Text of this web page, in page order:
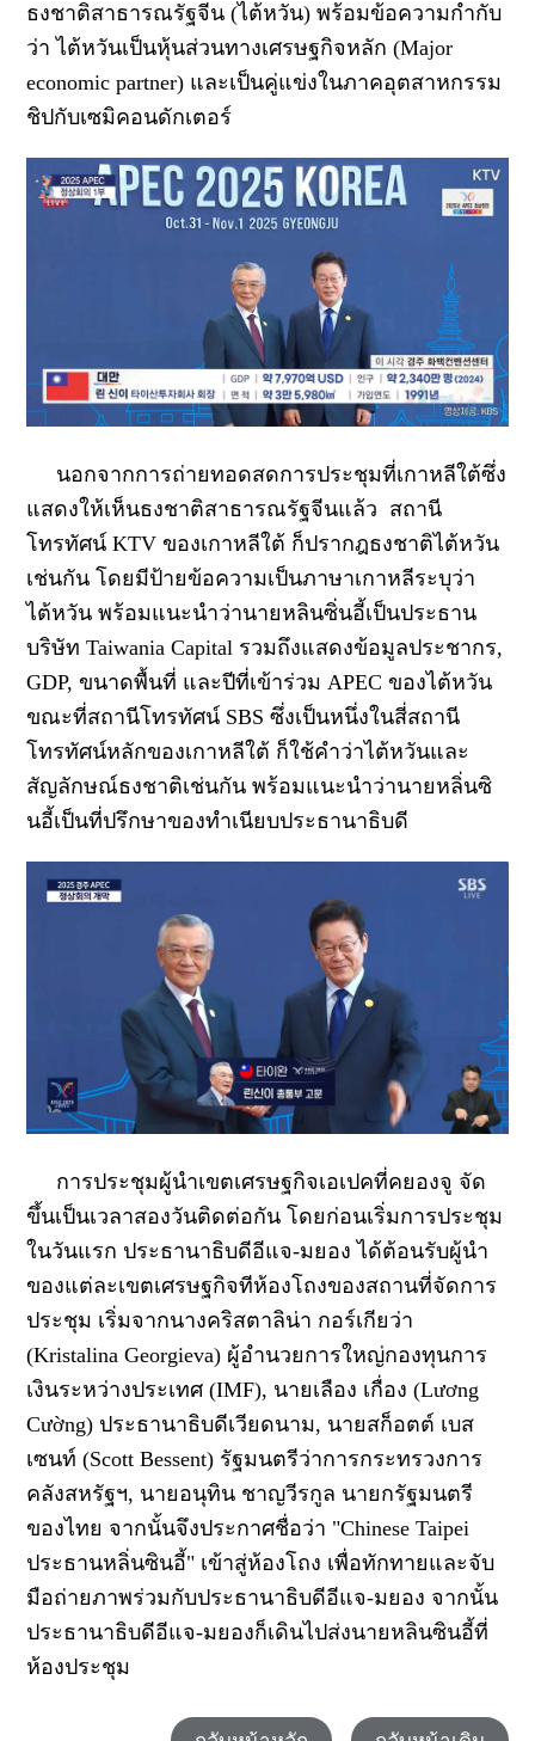
ธงชาติสาธารณรัฐจีน (ไต้หวัน) พร้อมข้อความกำกับ
ว่า ไต้หวันเป็นหุ้นส่วนทางเศรษฐกิจหลัก (Major
economic partner) และเป็นคู่แข่งในภาคอุตสาหกรรม
ชิปกับเซมิคอนดักเตอร์
นอกจากการถ่ายทอดสดการประชุมที่เกาหลีใต้ซึ่ง
แสดงให้เห็นธงชาติสาธารณรัฐจีนแล้ว สถานี
โทรทัศน์ KTV ของเกาหลีใต้ ก็ปรากฎธงชาติไต้หวัน
เช่นกัน โดยมีป้ายข้อความเป็นภาษาเกาหลีระบุว่า
ไต้หวัน พร้อมแนะนำว่านายหลินซิ่นอี้เป็นประธาน
บริษัท Taiwania Capital รวมถึงแสดงข้อมูลประชากร,
GDP, ขนาดพื้นที่ และปีที่เข้าร่วม APEC ของไต้หวัน
ขณะที่สถานีโทรทัศน์ SBS ซึ่งเป็นหนึ่งในสี่สถานี
โทรทัศน์หลักของเกาหลีใต้ ก็ใช้คำว่าไต้หวันและ
สัญลักษณ์ธงชาติเช่นกัน พร้อมแนะนำว่านายหลิ่นซิ
นอี้เป็นที่ปรึกษาของทำเนียบประธานาธิบดี
การประชุมผู้นำเขตเศรษฐกิจเอเปคที่คยองจู จัด
ขึ้นเป็นเวลาสองวันติดต่อกัน โดยก่อนเริ่มการประชุม
ในวันแรก ประธานาธิบดีอีแจ-มยอง ได้ต้อนรับผู้นำ
ของแต่ละเขตเศรษฐกิจทีห้องโถงของสถานที่จัดการ
ประชุม เริ่มจากนางคริสตาลิน่า กอร์เกียว่า
(Kristalina Georgieva) ผู้อำนวยการใหญ่กองทุนการ
เงินระหว่างประเทศ (IMF), นายเลือง เกื่อง (Lương
Cường) ประธานาธิบดีเวียดนาม, นายสก็อตต์ เบส
เซนท์ (Scott Bessent) รัฐมนตรีว่าการกระทรวงการ
คลังสหรัฐฯ, นายอนุทิน ชาญวีรกูล นายกรัฐมนตรี
ของไทย จากนั้นจึงประกาศชื่อว่า "Chinese Taipei
ประธานหลิ่นซินอี้" เข้าสู่ห้องโถง เพื่อทักทายและจับ
มือถ่ายภาพร่วมกับประธานาธิบดีอีแจ-มยอง จากนั้น
ประธานาธิบดีอีแจ-มยองก็เดินไปส่งนายหลินซินอี้ที่
ห้องประชุม